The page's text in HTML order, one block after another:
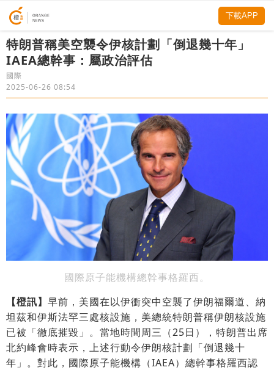
特朗普稱美空襲令伊核計劃「倒退幾十年」
IAEA總幹事：屬政治評估
國際
2025-06-26 08:54
國際原子能機構總幹事格羅西。
【橙訊】 早前，美國在以伊衝突中空襲了伊朗福爾道、納
坦茲和伊斯法罕三處核設施，美總統特朗普稱伊朗核設施
已被「徹底摧毀」。當地時間周三（25日），特朗普出席
北約峰會時表示，上述行動令伊朗核計劃「倒退幾十
年」。對此，國際原子能機構（IAEA）總幹事格羅西認
下載APP